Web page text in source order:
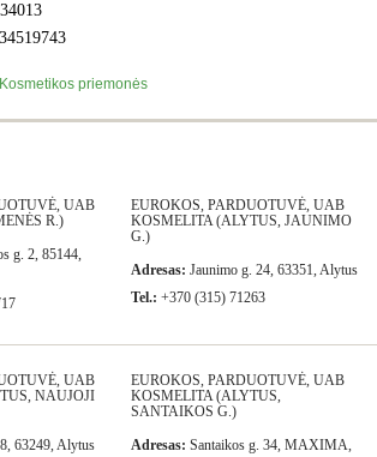
Kosmetikos priemonės
UAB
R.)
g. 2, 85144,
EUROKOS, PARDUOTUVĖ, UAB
KOSMELITA (ALYTUS, JAUNIMO
G.)
Adresas: Jaunimo g. 24, 63351, Alytus
Tel.: +370 (315) 71263
UAB
NAUJOJI
63249, Alytus
EUROKOS, PARDUOTUVĖ, UAB
KOSMELITA (ALYTUS,
SANTAIKOS G.)
Adresas: Santaikos g. 34, MAXIMA,